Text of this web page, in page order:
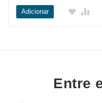
Adicionar
Entre